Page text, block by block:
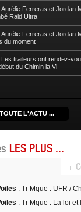
Aurélie Ferreras et Jordan
Raid Ultra
Aurélie Ferreras et Jordan
du moment
Les traileurs ont rendez-
du Chimin la Vi
TOUTE L'ACTU ...
LES PLUS ...
+
: Tr Mque : UFR /
: Tr Mque : La loi